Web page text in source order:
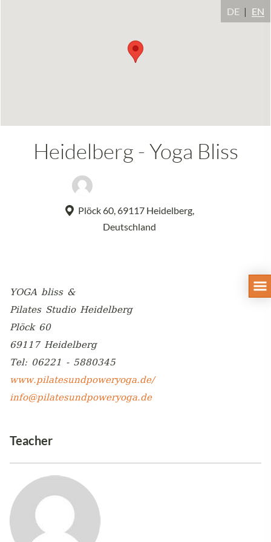
DE EN
Heidelberg - Yoga Bliss
Plöck 60, 69117 Heidelberg,
Deutschland
YOGA bliss &
Pilates Studio Heidelberg
Plöck 60
69117 Heidelberg
Tel: 06221 - 5880345
www.pilatesundpoweryoga.de/
info@pilatesundpoweryoga.de
Teacher